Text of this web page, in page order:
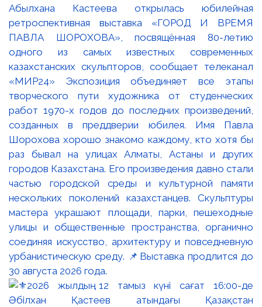
Абылхана Кастеева открылась юбилейная
ретроспективная выставка «ГОРОД И ВРЕМЯ
ПАВЛА ШОРОХОВА», посвящённая 80-летию
одного из самых известных современных
казахстанских скульпторов, сообщает телеканал
«МИР24» Экспозиция объединяет все этапы
творческого пути художника от студенческих
работ 1970-х годов до последних произведений,
созданных в преддверии юбилея. Имя Павла
Шорохова хорошо знакомо каждому, кто хотя бы
раз бывал на улицах Алматы, Астаны и других
городов Казахстана. Его произведения давно стали
частью городской среды и культурной памяти
нескольких поколений казахстанцев. Скульптуры
мастера украшают площади, парки, пешеходные
улицы и общественные пространства, органично
соединяя искусство, архитектуру и повседневную
урбанистическую среду. 📌Выставка продлится до
30 августа 2026 года.